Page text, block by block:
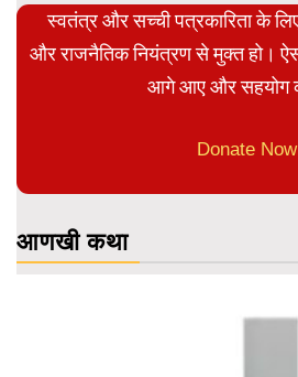
स्वतंत्र और सच्ची पत्रकारिता के
और राजनैतिक नियंत्रण से मुक्त हो।
आगे आए और सहयोग
Donate Now
आणखी कथा